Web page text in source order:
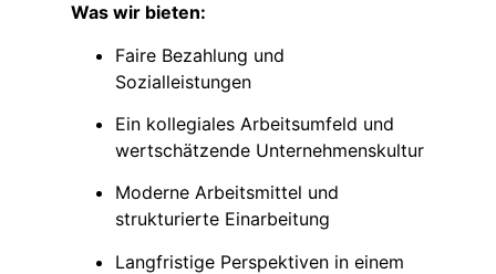
Was wir bieten:
Faire Bezahlung und
Sozialleistungen
Ein kollegiales Arbeitsumfeld und
wertschätzende Unternehmenskultur
Moderne Arbeitsmittel und
strukturierte Einarbeitung
Langfristige Perspektiven in einem